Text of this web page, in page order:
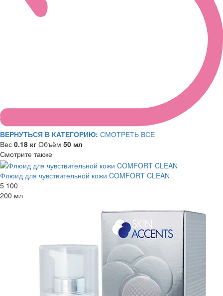
ВЕРНУТЬСЯ В КАТЕГОРИЮ: СМОТРЕТЬ ВСЕ
Вес 0.18 кг Объём 50 мл
Смотрите также
Флюид для чувствительной кожи COMFORT CLEAN
5 100
200 мл